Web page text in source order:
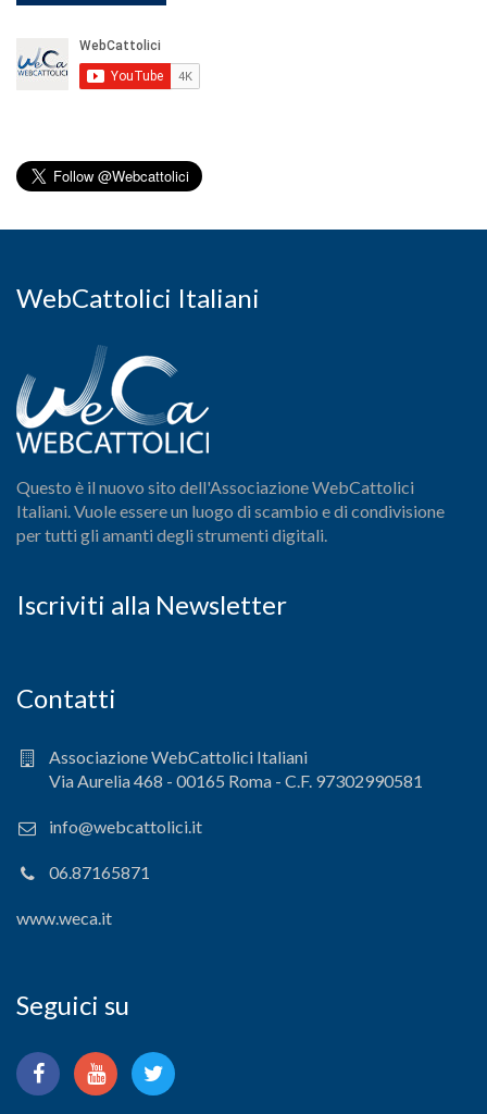
WebCattolici Italiani
Questo è il nuovo sito dell'Associazione WebCattolici
Italiani. Vuole essere un luogo di scambio e di condivisione
per tutti gli amanti degli strumenti digitali.
Iscriviti alla Newsletter
Contatti
Associazione WebCattolici Italiani
Via Aurelia 468 - 00165 Roma - C.F. 97302990581
info@webcattolici.it
06.87165871
www.weca.it
Seguici su